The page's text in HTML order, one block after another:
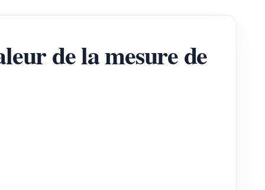
de la mesure de